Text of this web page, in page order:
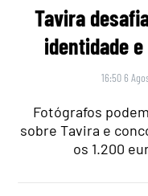
Tavira
identidade
16:50 6
Fotógrafos
sobre Tavira e
os 1.200